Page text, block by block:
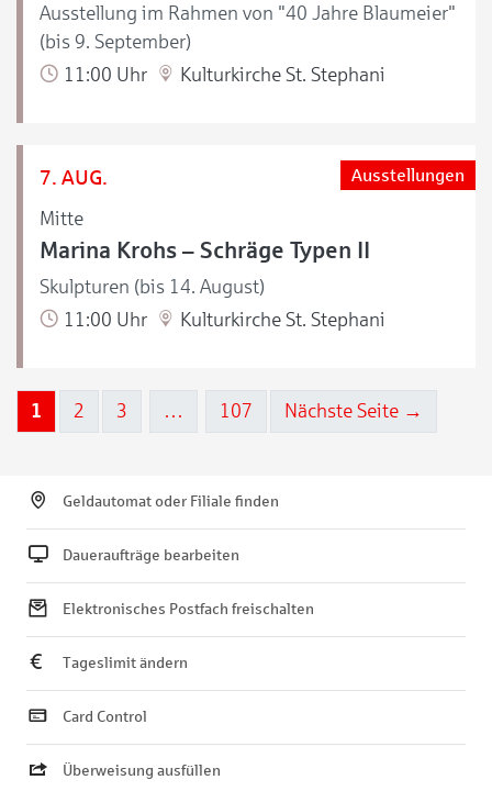
Ausstellung im Rahmen von "40 Jahre Blaumeier"
(bis 9. September)
11:00 Uhr
Kulturkirche St. Stephani
7. AUG.
Mitte
Ausstellungen
Marina Krohs – Schräge Typen II
Skulpturen (bis 14. August)
11:00 Uhr
Kulturkirche St. Stephani
1 2 3 … 107 Nächste Seite →
Geldautomat oder Filiale finden
Daueraufträge bearbeiten
Elektronisches Postfach freischalten
Tageslimit ändern
Card Control
Überweisung ausfüllen